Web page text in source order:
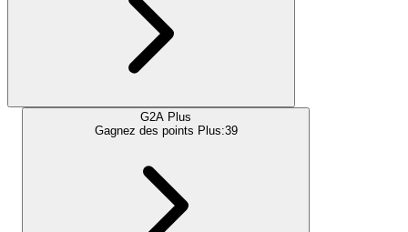
G2A Plus
Gagnez des points Plus:39